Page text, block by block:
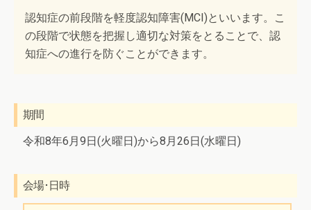
認知症の前段階を軽度認知障害(MCI)といいます。こ
の段階で状態を把握し適切な対策をとることで、認
知症への進行を防ぐことができます。
期間
令和8年6月9日(火曜日)から8月26日(水曜日)
会場･日時